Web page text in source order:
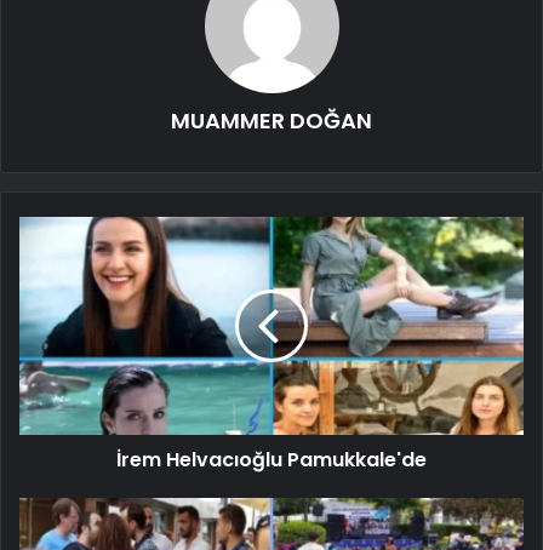
MUAMMER DOĞAN
İrem Helvacıoğlu Pamukkale'de